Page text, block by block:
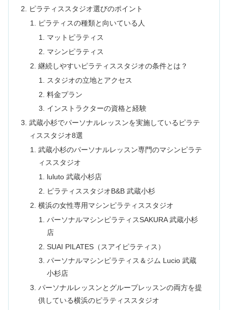
ピラティススタジオ選びのポイント
ピラティスの種類と向いている人
マットピラティス
マシンピラティス
継続しやすいピラティススタジオの条件とは？
スタジオの立地とアクセス
料金プラン
インストラクターの資格と経験
武蔵小杉でパーソナルレッスンを実施しているピラテ
ィススタジオ8選
武蔵小杉のパーソナルレッスン専門のマシンピラテ
ィススタジオ
luluto 武蔵小杉店
ピラティススタジオB&B 武蔵小杉
横浜の女性専用マシンピラティススタジオ
パーソナルマシンピラティスSAKURA 武蔵小杉
店
SUAI PILATES（スアイピラティス）
パーソナルマシンピラティス＆ジム Lucio 武蔵
小杉店
パーソナルレッスンとグループレッスンの両方を提
供している横浜のピラティススタジオ